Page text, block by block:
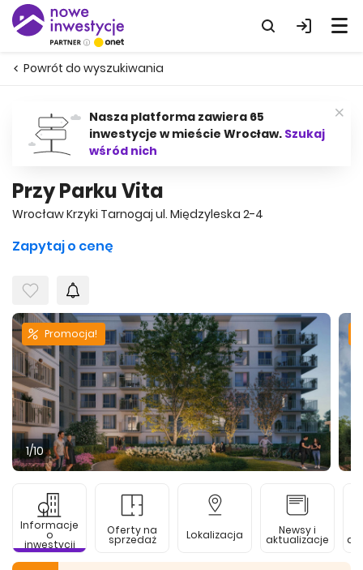
Powrót do wyszukiwania
Nasza platforma zawiera 65
inwestycje w mieście Wrocław. Szukaj
wśród nich
Przy Parku Vita
Wrocław Krzyki Tarnogaj ul. Międzyleska 2-4
Zapytaj o cenę
Promocja!
1/10
Informacje
o
inwestycji
Oferty na
sprzedaż Lokalizacja Newsy i
aktualizacje